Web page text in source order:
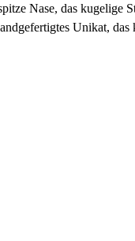
Nase, das
Unikat,